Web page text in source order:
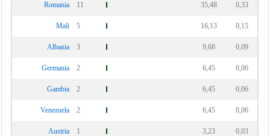
Romania 11 35,48 0,33
Mali 5 16,13 0,15
Albania 3 9,68 0,09
Germania 2 6,45 0,06
Gambia 2 6,45 0,06
Venezuela 2 6,45 0,06
Austria 1 3,23 0,03